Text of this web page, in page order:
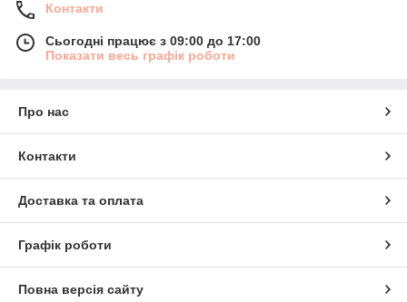
Контакти
Сьогодні працює з 09:00 до 17:00
Показати весь графік роботи
Про нас
Контакти
Доставка та оплата
Графік роботи
Повна версія сайту